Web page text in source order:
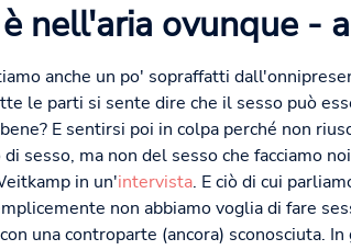
nell'aria ovunque -
anche un po' sopraffatti
le parti si sente dire che il sesso può
E sentirsi poi in colpa perché non
sesso, ma non del sesso che facciamo
in un'intervista. E ciò di cui
non abbiamo voglia di fare
una controparte (ancora) sconosciuta.